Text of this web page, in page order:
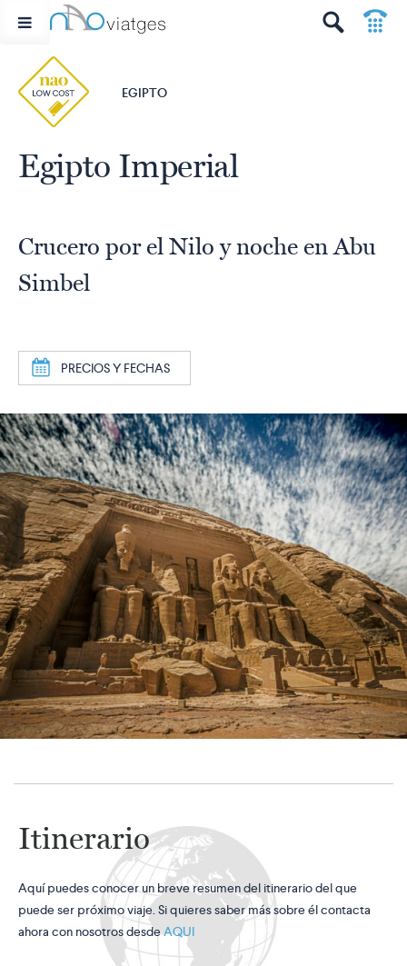
EGIPTO
Egipto Imperial
Crucero por el Nilo y noche en Abu
Simbel
a PRECIOS Y FECHAS
Itinerario
Aquí puedes conocer un breve resumen del itinerario del que
puede ser próximo viaje. Si quieres saber más sobre él contacta
ahora con nosotros desdeAQUI
t
p